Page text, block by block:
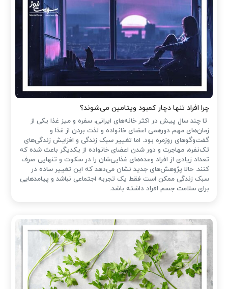
چرا افراد تنها دچار کمبود ویتامین می‌شوند؟
تا چند سال پیش در اکثر خانه‌های ایرانی، سفره و میز غذا یکی از
زمان‌های مهم دورهمی اعضای خانواده و لذت بردن از غذا و
گفت‌وگوهای روزمره بود. اما تغییر سبک زندگی و افزایش زندگی‌های
تک‌نفره، مهاجرت و دور شدن اعضای خانواده از یکدیگر باعث شده که
تعداد زیادی از افراد وعده‌های غذایی‌شان را در سکوت و تنهایی صرف
کنند. حالا پژوهش‌های جدید نشان می‌دهد که این تغییر ساده در
سبک زندگی ممکن است فقط یک تجربه اجتماعی نباشد و پیامدهایی
برای سلامت جسم افراد داشته باشد.